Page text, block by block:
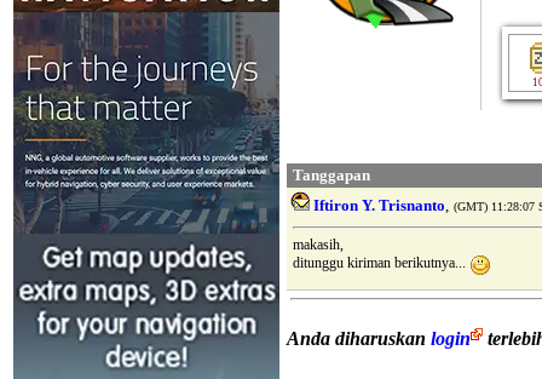
Tanggapan
Iftiron Y. Trisnanto, (GMT) 11:28:07
makasih,
ditunggu kiriman berikutnya...
Anda diharuskan login